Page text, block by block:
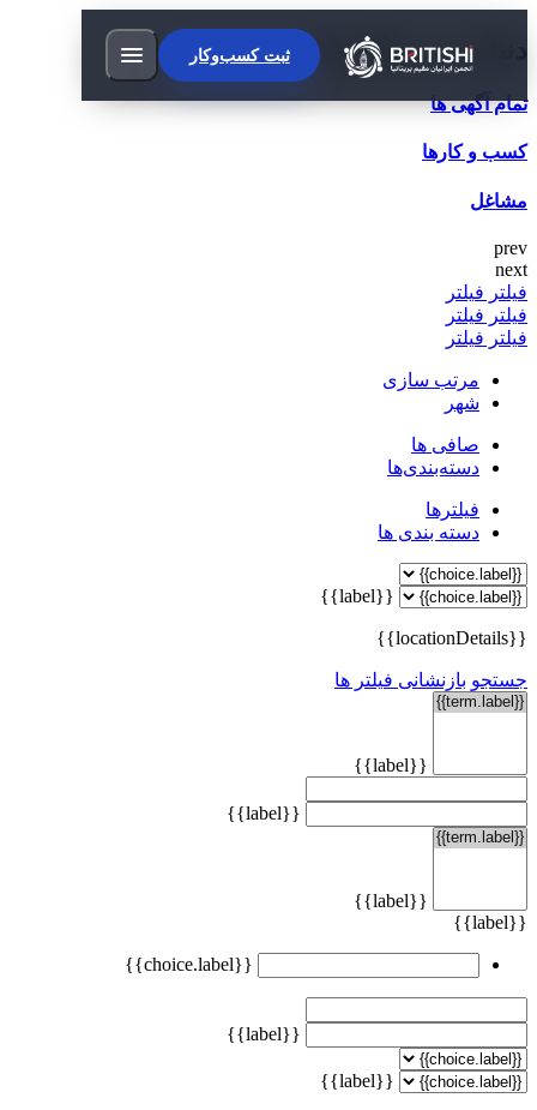
ثبت کسب‌وکار دنبال چی میگردی؟
تمام آگهی ها
کسب و کارها
مشاغل
prev
next
فیلتر فیلتر
فیلتر فیلتر
فیلتر فیلتر
مرتب سازی
شهر
صافی ها
دسته‌بندی‌ها
فیلترها
دسته بندی ها
{{label}}
{{locationDetails}}
جستجو بازنشانی فیلتر ها
{{label}}
{{label}}
{{label}}
{{label}}
{{choice.label}}
{{label}}
{{label}}